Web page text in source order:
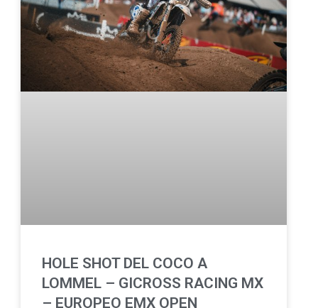
HOLE SHOT DEL COCO A
LOMMEL – GICROSS RACING MX
– EUROPEO EMX OPEN